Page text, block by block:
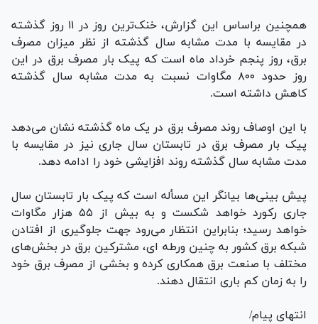
همچنین براساس این گزارش، خنک‌ترین روز در ۱۱ روز گذشته
در مقایسه با مدت مشابه سال گذشته از نظر میزان مصرف
برق، روز پنجم خرداد ماه است که پیک بار مصرف برق در این
روز حدود ۸۰۰ مگاوات نسبت به مدت مشابه سال گذشته
کاهش داشته است.
با این اوصاف روند مصرف برق در یک ماه گذشته نشان می‌دهد
پیک بار مصرف برق در تابستان سال جاری نیز در مقایسه با
مدت مشابه سال گذشته روند افزایشی خود را ادامه دهد.
پیش بینی‌ها بیانگر این مسأله است که پیک بار تابستان سال
جاری رکورد خواهد شکست و به بیش از ۵۵ هزار مگاوات
خواهد رسید؛ بنابراین انتظار می‌رود جهت جلوگیری از افتادن
شبکه برق کشور به چنین ورطه ای، مشترکین برق در بخش‌های
مختلف با صنعت برق همکاری کرده و بخشی از مصرف برق خود
را به زمان کم باری انتقال دهند.
انتهای پیام/